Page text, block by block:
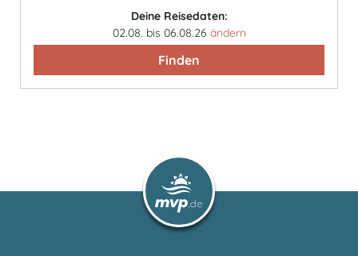
Deine Reisedaten:
02.08. bis 06.08.26 ändern
Finden